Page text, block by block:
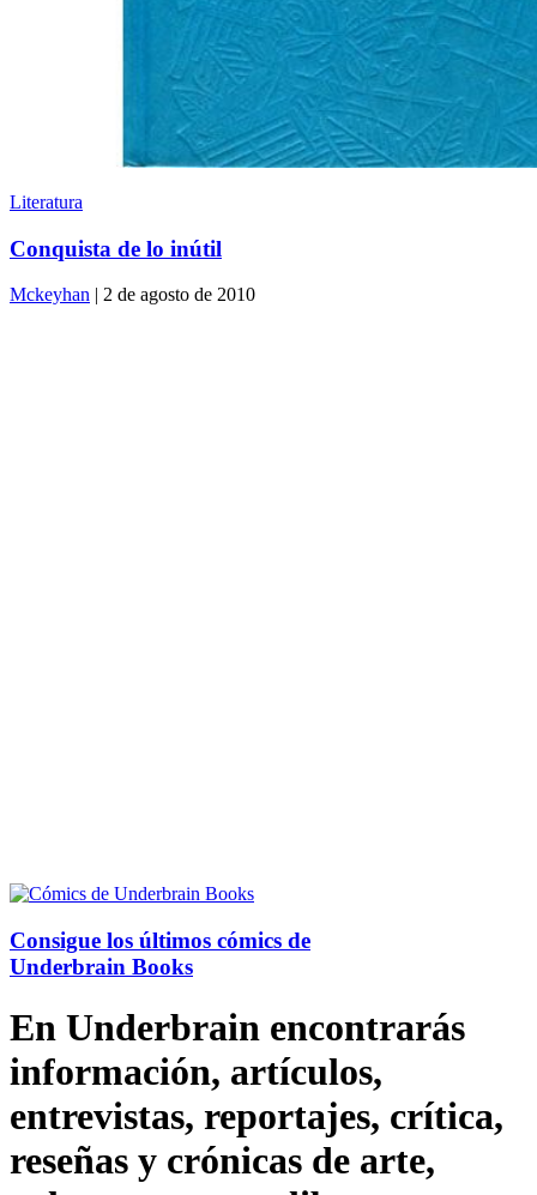
Literatura
Conquista de lo inútil
Mckeyhan | 2 de agosto de 2010
Consigue los últimos cómics de
Underbrain Books
En Underbrain encontrarás
información, artículos,
entrevistas, reportajes, crítica,
reseñas y crónicas de arte,